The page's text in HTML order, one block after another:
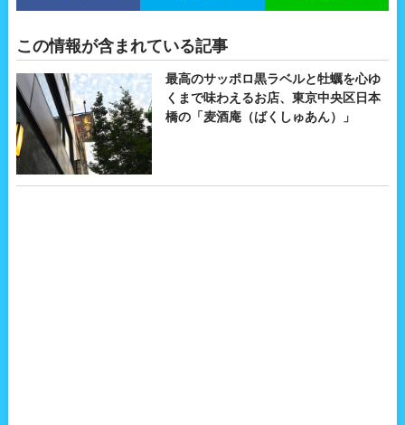
この情報が含まれている記事
最高のサッポロ黒ラベルと牡蠣を心ゆ
くまで味わえるお店、東京中央区日本
橋の「麦酒庵（ばくしゅあん）」